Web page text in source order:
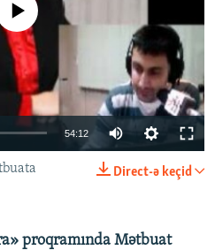
currently available
54:12
Direct-ə keçid
proqramında Mətbuat